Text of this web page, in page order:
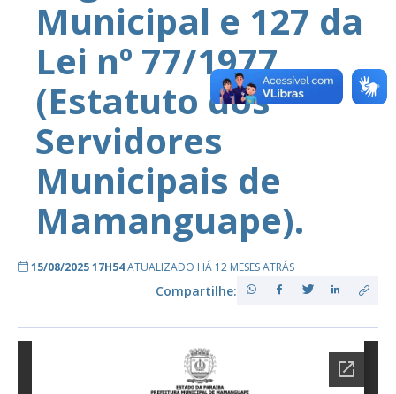
Municipal e 127 da
Lei nº 77/1977
(Estatuto dos
Servidores
Municipais de
Mamanguape).
15/08/2025 17H54ATUALIZADO HÁ 12 MESES ATRÁS
Compartilhe: